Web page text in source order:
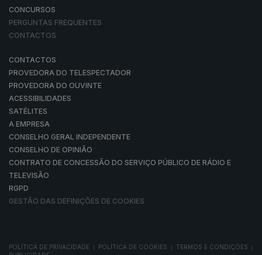
CONCURSOS
PERGUNTAS FREQUENTES
CONTACTOS
CONTACTOS
PROVEDORA DO TELESPECTADOR
PROVEDORA DO OUVINTE
ACESSIBILIDADES
SATÉLITES
A EMPRESA
CONSELHO GERAL INDEPENDENTE
CONSELHO DE OPINIÃO
CONTRATO DE CONCESSÃO DO SERVIÇO PÚBLICO DE RÁDIO E
TELEVISÃO
RGPD
GESTÃO DAS DEFINIÇÕES DE COOKIES
POLÍTICA DE PRIVACIDADE POLÍTICA DE COOKIES TERMOS E CONDIÇÕES